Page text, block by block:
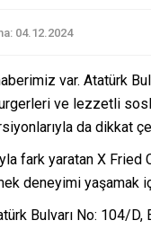
04.12.2024
var. Atatürk
ve lezzetli
da dikkat
fark yaratan X
deneyimi yaşamak
Bulvarı No: 104/D,